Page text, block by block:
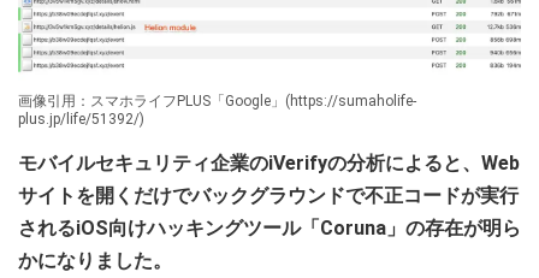
画像引用：スマホライフPLUS「Google」(https://sumaholife-
plus.jp/life/51392/)
モバイルセキュリティ企業のiVerifyの分析によると、Web
サイトを開くだけでバックグラウンドで不正コードが実行
されるiOS向けハッキングツール「Coruna」の存在が明ら
かになりました。